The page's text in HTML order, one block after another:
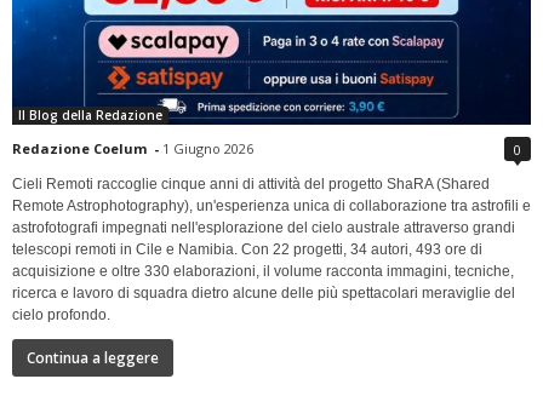
Il Blog della Redazione
Redazione Coelum - 1 Giugno 2026 0
Cieli Remoti raccoglie cinque anni di attività del progetto ShaRA (Shared
Remote Astrophotography), un'esperienza unica di collaborazione tra astrofili e
astrofotografi impegnati nell'esplorazione del cielo australe attraverso grandi
telescopi remoti in Cile e Namibia. Con 22 progetti, 34 autori, 493 ore di
acquisizione e oltre 330 elaborazioni, il volume racconta immagini, tecniche,
ricerca e lavoro di squadra dietro alcune delle più spettacolari meraviglie del
cielo profondo.
Continua a leggere